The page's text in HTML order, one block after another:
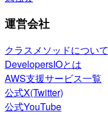
運営会社
クラスメソッドについて
DevelopersIOとは
AWS支援サービス一覧
公式X(Twitter)
公式YouTube